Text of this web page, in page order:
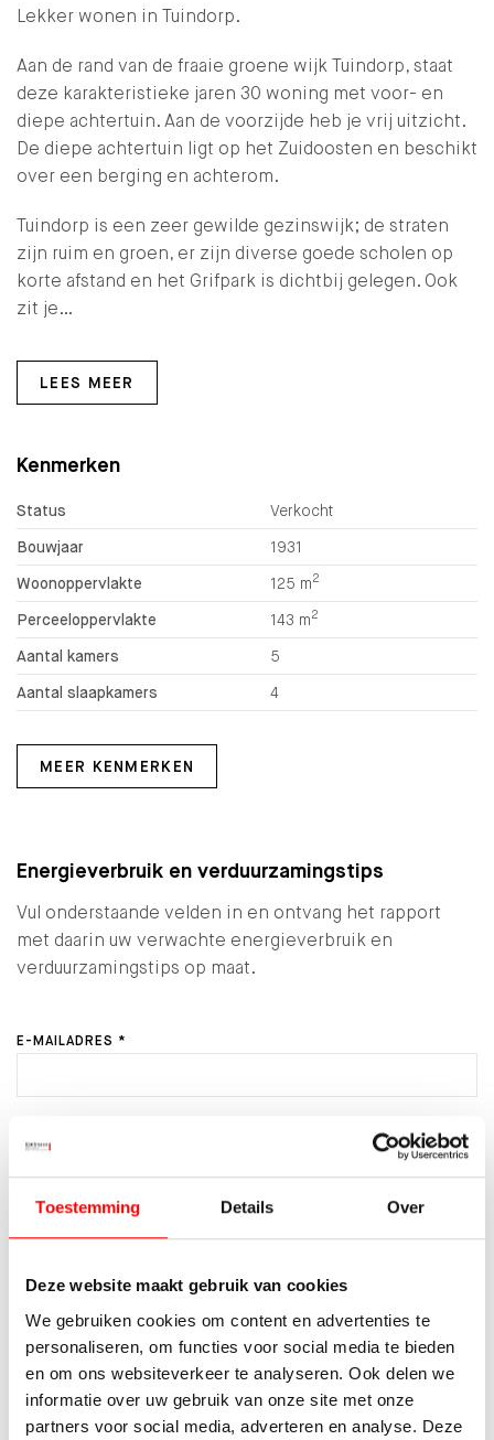
Toestemming Details Over
Deze website maakt gebruik van cookies
We gebruiken cookies om content en advertenties te
personaliseren, om functies voor social media te bieden
en om ons websiteverkeer te analyseren. Ook delen we
informatie over uw gebruik van onze site met onze
partners voor social media, adverteren en analyse. Deze
Lekker wonen in Tuindorp.
Aan de rand van de fraaie groene wijk Tuindorp, staat
deze karakteristieke jaren 30 woning met voor- en
diepe achtertuin. Aan de voorzijde heb je vrij uitzicht.
De diepe achtertuin ligt op het Zuidoosten en beschikt
over een berging en achterom.
Tuindorp is een zeer gewilde gezinswijk; de straten
zijn ruim en groen, er zijn diverse goede scholen op
korte afstand en het Grifpark is dichtbij gelegen. Ook
zit je…
LEES MEER
Kenmerken
Status
Verkocht
Bouwjaar
1931
Woonoppervlakte
125 m2
Perceeloppervlakte 143 m2
Aantal kamers
5
Aantal slaapkamers
4
MEER KENMERKEN
Energieverbruik en verduurzamingstips
Vul onderstaande velden in en ontvang het rapport
met daarin uw verwachte energieverbruik en
verduurzamingstips op maat.
E-MAILADRES *
VERWACHTE ENERGIEVERBRUIK *
LOPEND ENERGIECONTRACT MEE OVERNEMEN?
DOOR HET VERSTUREN VAN DIT FORMULIER GEEF IK AAN
WALTMANN MAKELAARS TOESTEMMING OM PER E-MAIL
CONTACT MET MIJ OP TE NEMEN OVER DEZE WONING.